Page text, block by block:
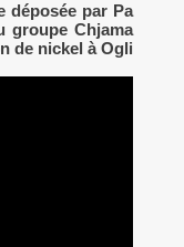
déposée par Pa
groupe Chjama
de nickel à Ogli